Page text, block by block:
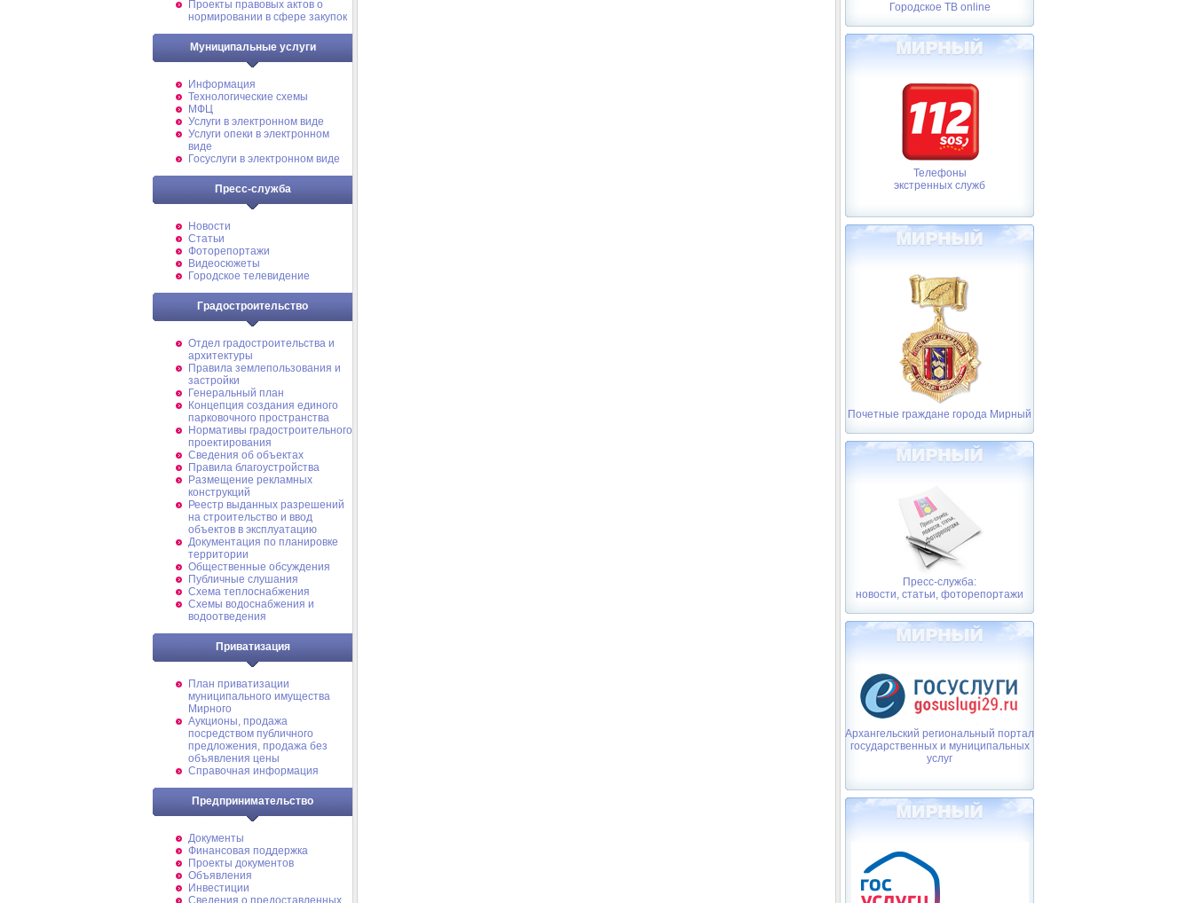
Проекты правовых актов о
нормировании в сфере закупок
Муниципальные услуги
Информация
Технологические схемы
МФЦ
Услуги в электронном виде
Услуги опеки в электронном
виде
Госуслуги в электронном виде
Пресс-служба
Новости
Статьи
Фоторепортажи
Видеосюжеты
Городское телевидение
Градостроительство
Отдел градостроительства и
архитектуры
Правила землепользования и
застройки
Генеральный план
Концепция создания единого
парковочного пространства
Нормативы градостроительного
проектирования
Сведения об объектах
Правила благоустройства
Размещение рекламных
конструкций
Реестр выданных разрешений
на строительство и ввод
объектов в эксплуатацию
Документация по планировке
территории
Общественные обсуждения
Публичные слушания
Схема теплоснабжения
Схемы водоснабжения и
водоотведения
Приватизация
План приватизации
муниципального имущества
Мирного
Аукционы, продажа
посредством публичного
предложения, продажа без
объявления цены
Справочная информация
Предпринимательство
Документы
Финансовая поддержка
Проекты документов
Объявления
Инвестиции
Сведения о предоставленных
Городское ТВ online
Телефоны
экстренных служб
Почетные граждане города Мирный
Пресс-служба:
новости, статьи, фоторепортажи
Архангельский региональный портал
государственных и муниципальных
услуг